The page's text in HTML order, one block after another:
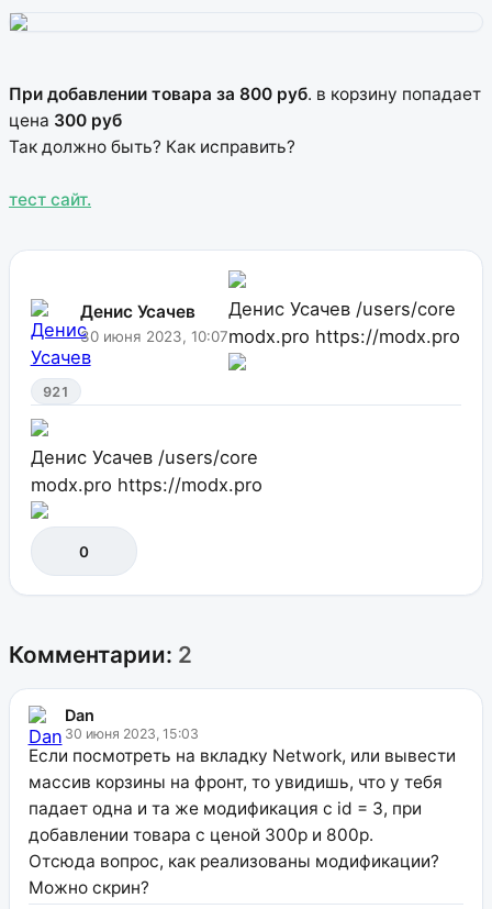
При добавлении товара за 800 руб. в корзину попадает
цена 300 руб
Так должно быть? Как исправить?
тест сайт.
Денис Усачев
30 июня 2023, 10:07
Денис Усачев /users/core
modx.pro https://modx.pro
921
Денис Усачев /users/core
modx.pro https://modx.pro
0
Комментарии: 2
Dan
30 июня 2023, 15:03
Если посмотреть на вкладку Network, или вывести
массив корзины на фронт, то увидишь, что у тебя
падает одна и та же модификация с id = 3, при
добавлении товара с ценой 300р и 800р.
Отсюда вопрос, как реализованы модификации?
Можно скрин?